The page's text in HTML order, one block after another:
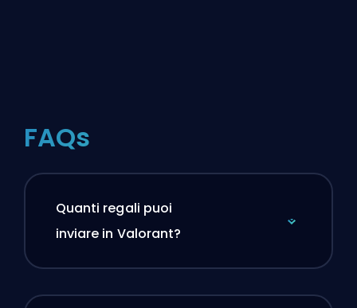
FAQs
Quanti regali puoi
inviare in Valorant?